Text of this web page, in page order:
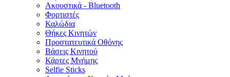
Ακουστικά - Bluetooth
Φορτιστές
Καλώδια
Θήκες Κινητών
Προστατευτικά Οθόνης
Βάσεις Κινητού
Κάρτες Μνήμης
Selfie Sticks